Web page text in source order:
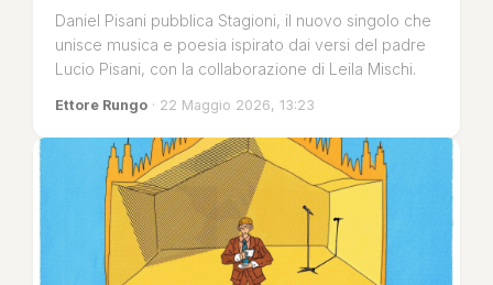
Daniel Pisani pubblica Stagioni, il nuovo singolo che
unisce musica e poesia ispirato dai versi del padre
Lucio Pisani, con la collaborazione di Leila Mischi.
Ettore Rungo · 22 Maggio 2026, 13:23